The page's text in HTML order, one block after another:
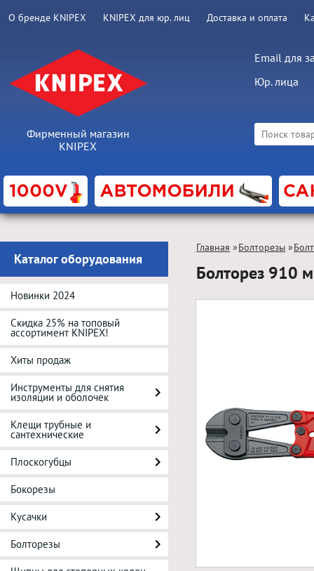
О бренде KNIPEX KNIPEX для юр. лиц Доставка и оплата
Фирменный магазин
KNIPEX
Email для
Юр. лица
Каталог оборудования
Новинки 2024
Скидка 25% на топовый
ассортимент KNIPEX!
Хиты продаж
Инструменты для снятия
изоляции и оболочек
Клещи трубные и
сантехнические
Плоскогубцы
Бокорезы
Кусачки
Болторезы
Главная »Болторезы »
Болторез 910